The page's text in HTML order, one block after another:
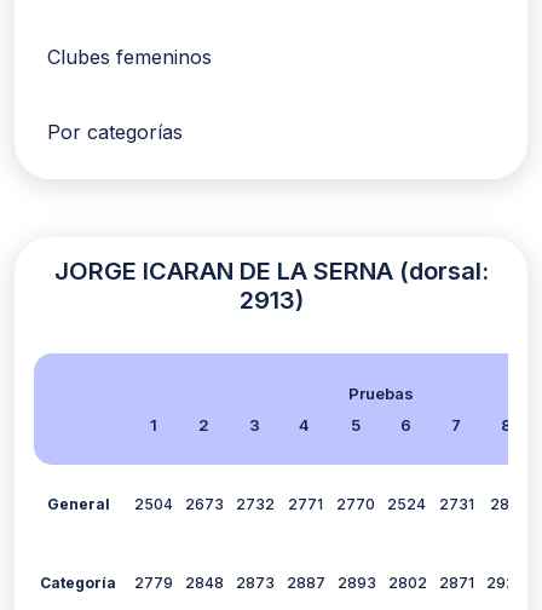
Clubes femeninos
Por categorías
JORGE ICARAN DE LA SERNA (dorsal:
2913)
Pruebas
1
2 3 4 5 6 7 8
General 2504 2673 2732 2771 2770 2524 2731 2812
Categoría 2779 2848 2873 2887 2893 2802 2871 2920